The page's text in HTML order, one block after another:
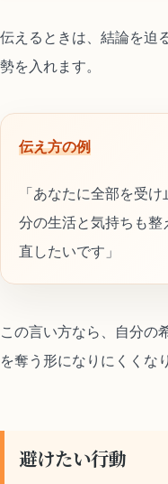
伝えるときは、結論を迫
勢を入れます。
伝え方の例
「あなたに全部を受
分の生活と気持ちも
直したいです」
この言い方なら、自分の
を奪う形になりにくくな
避けたい行動